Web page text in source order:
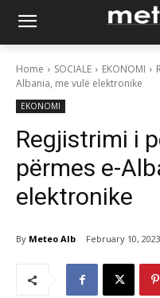
Home SOCIALE EKONOMI
Albania, me vulë elektronike
EKONOMI
Regjistrimi i
përmes e-
elektronike
By Meteo Alb February 10, 2023